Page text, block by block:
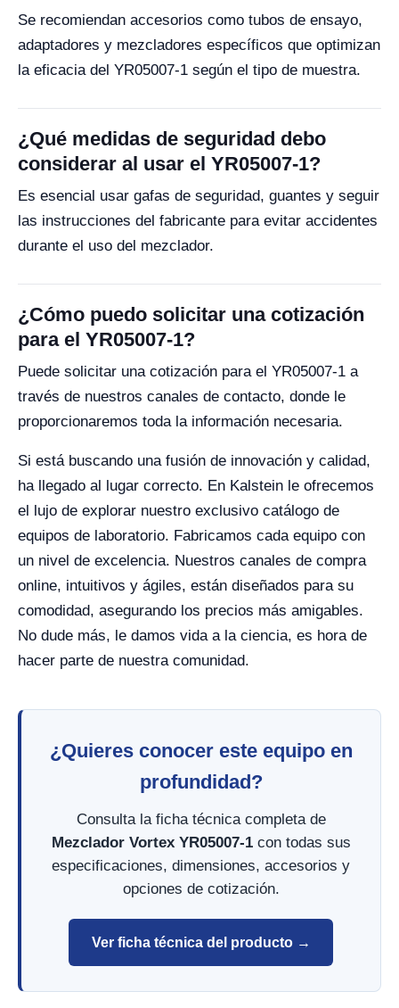
Se recomiendan accesorios como tubos de ensayo,
adaptadores y mezcladores específicos que optimizan
la eficacia del YR05007-1 según el tipo de muestra.
¿Qué medidas de seguridad debo
considerar al usar el YR05007-1?
Es esencial usar gafas de seguridad, guantes y seguir
las instrucciones del fabricante para evitar accidentes
durante el uso del mezclador.
¿Cómo puedo solicitar una cotización
para el YR05007-1?
Puede solicitar una cotización para el YR05007-1 a
través de nuestros canales de contacto, donde le
proporcionaremos toda la información necesaria.
Si está buscando una fusión de innovación y calidad,
ha llegado al lugar correcto. En Kalstein le ofrecemos
el lujo de explorar nuestro exclusivo catálogo de
equipos de laboratorio. Fabricamos cada equipo con
un nivel de excelencia. Nuestros canales de compra
online, intuitivos y ágiles, están diseñados para su
comodidad, asegurando los precios más amigables.
No dude más, le damos vida a la ciencia, es hora de
hacer parte de nuestra comunidad.
¿Quieres conocer este equipo en
profundidad?
Consulta la ficha técnica completa de
Mezclador Vortex YR05007-1con todas sus
especificaciones, dimensiones, accesorios y
opciones de cotización.
Ver ficha técnica del producto →